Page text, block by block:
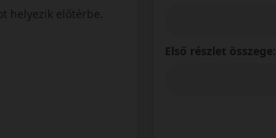
helyezik előtérbe.
Első részlet összege: